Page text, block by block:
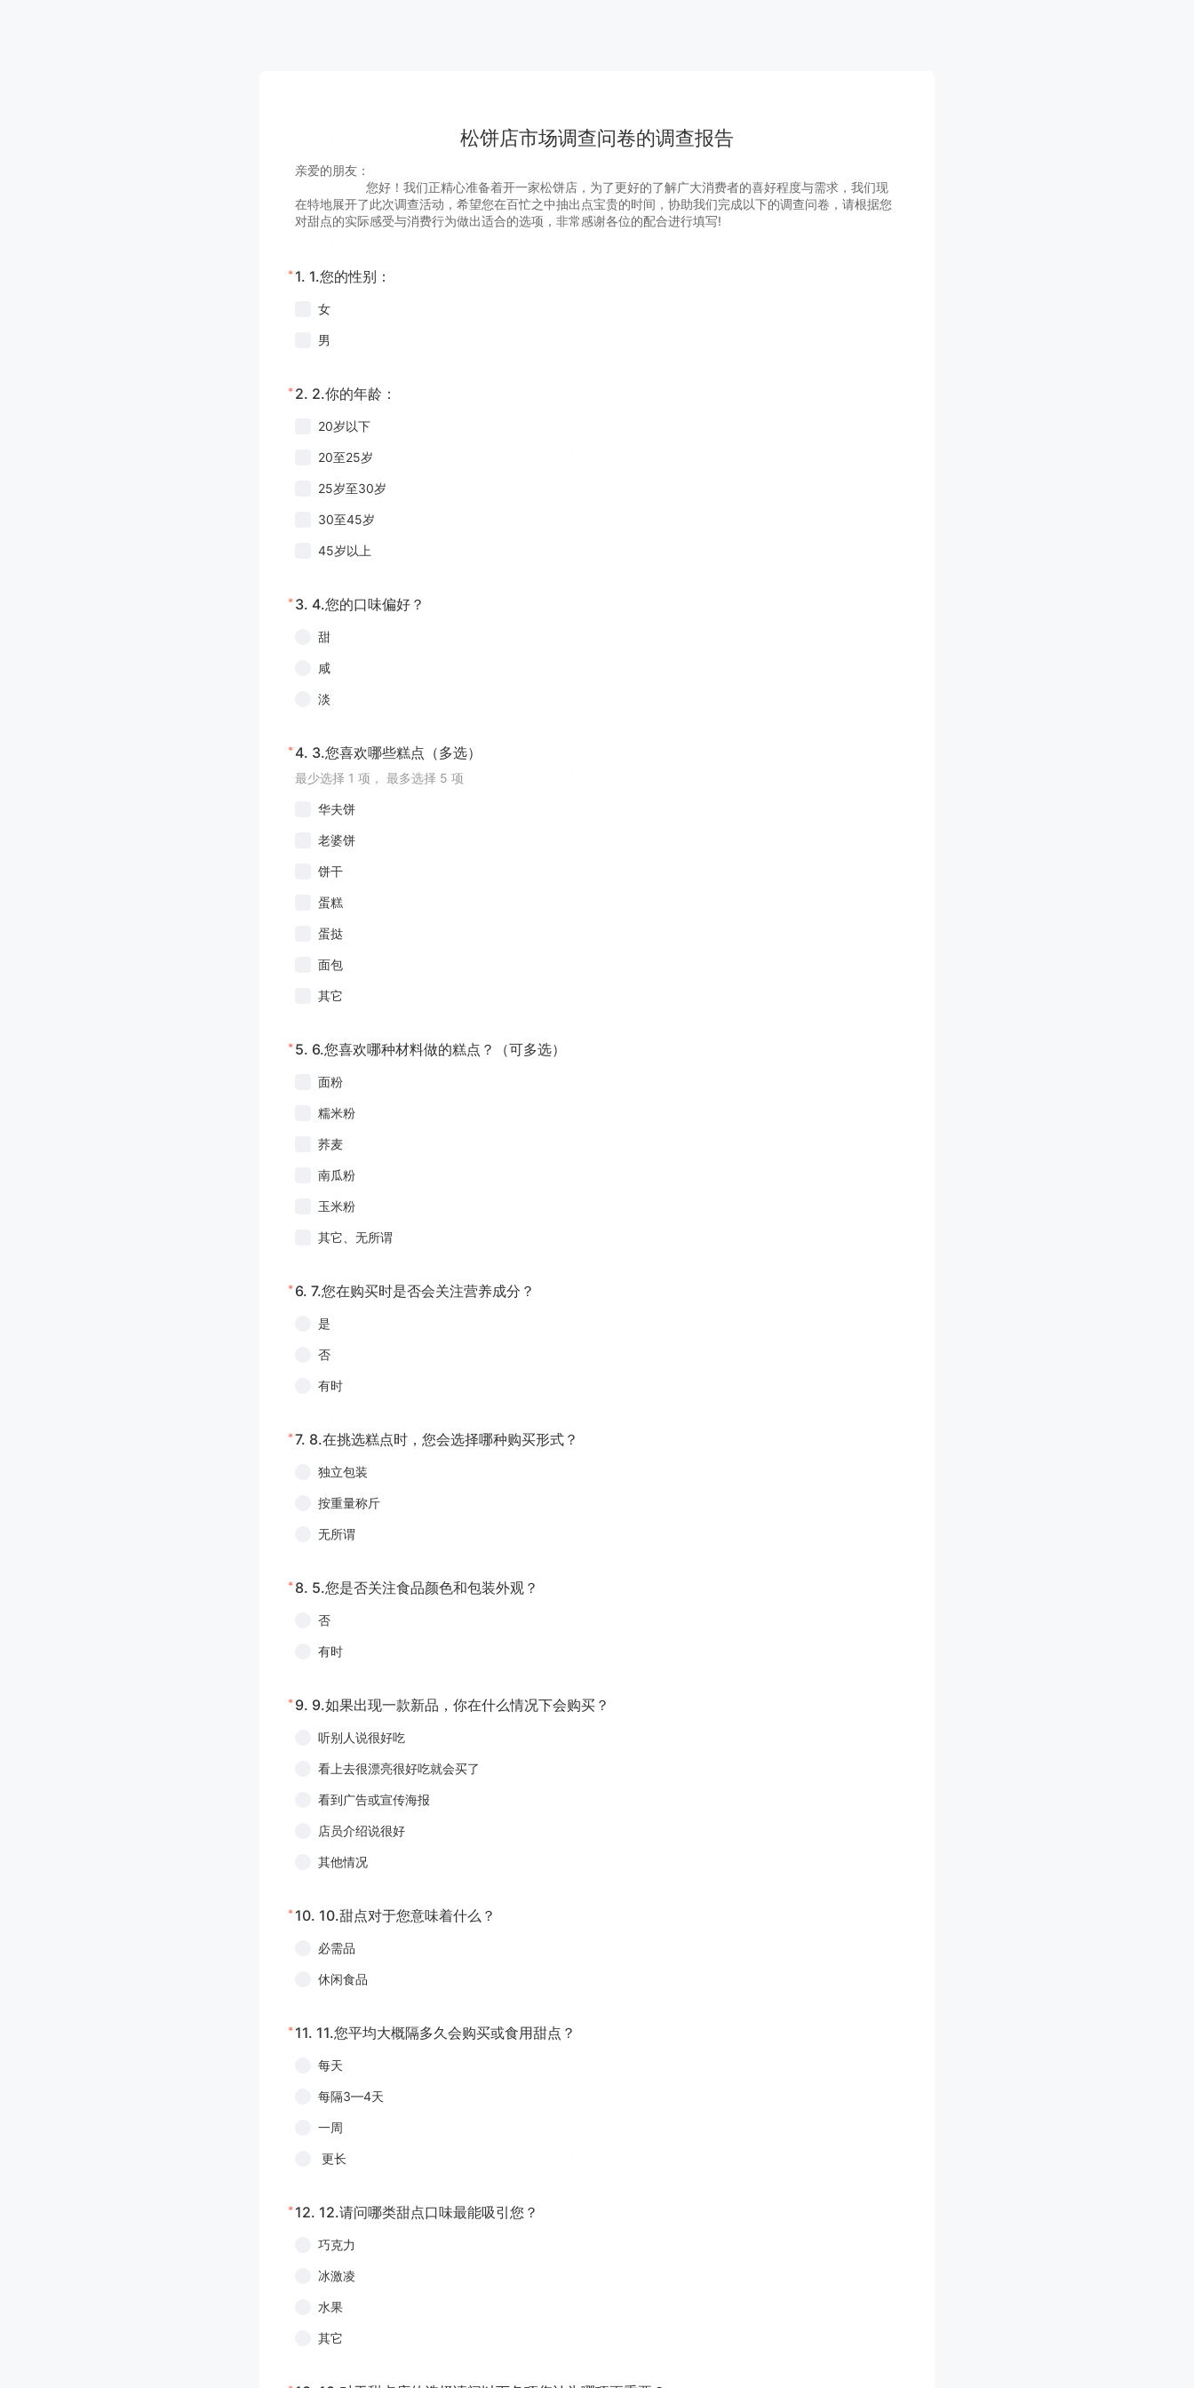
松饼店市场调查问卷的调查报告
亲爱的朋友：
您好！我们正精心准备着开一家松饼店，为了更好的了解广大消费者的喜好程度与需求，我们现
在特地展开了此次调查活动，希望您在百忙之中抽出点宝贵的时间，协助我们完成以下的调查问卷，请根据您
对甜点的实际感受与消费行为做出适合的选项，非常感谢各位的配合进行填写!
* 1. 1.您的性别：
女
男
* 2. 2.你的年龄：
20岁以下
20至25岁
25岁至30岁
30至45岁
45岁以上
* 3. 4.您的口味偏好？
甜
咸
淡
* 4. 3.您喜欢哪些糕点（多选）
最少选择 1 项， 最多选择 5 项
华夫饼
老婆饼
饼干
蛋糕
蛋挞
面包
其它
* 5. 6.您喜欢哪种材料做的糕点？（可多选）
面粉
糯米粉
荞麦
南瓜粉
玉米粉
其它、无所谓
* 6. 7.您在购买时是否会关注营养成分？
是
否
有时
*7. 8.在挑选糕点时，您会选择哪种购买形式？
独立包装
按重量称斤
无所谓
* 8. 5.您是否关注食品颜色和包装外观？
否
有时
* 9. 9.如果出现一款新品，你在什么情况下会购买？
听别人说很好吃
看上去很漂亮很好吃就会买了
看到广告或宣传海报
店员介绍说很好
其他情况
* 10. 10.甜点对于您意味着什么？
必需品
休闲食品
* 11. 11.您平均大概隔多久会购买或食用甜点？
每天
每隔3—4天
一周
更长
* 12. 12.请问哪类甜点口味最能吸引您？
巧克力
冰激凌
水果
其它